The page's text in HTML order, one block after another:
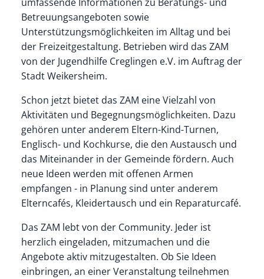
Betreuungsangeboten sowie
Unterstützungsmöglichkeiten im Alltag und bei
der Freizeitgestaltung. Betrieben wird das ZAM
von der Jugendhilfe Creglingen e.V. im Auftrag der
Stadt Weikersheim.
Schon jetzt bietet das ZAM eine Vielzahl von
Aktivitäten und Begegnungsmöglichkeiten. Dazu
gehören unter anderem Eltern-Kind-Turnen,
Englisch- und Kochkurse, die den Austausch und
das Miteinander in der Gemeinde fördern. Auch
neue Ideen werden mit offenen Armen
empfangen - in Planung sind unter anderem
Elterncafés, Kleidertausch und ein Reparaturcafé.
Das ZAM lebt von der Community. Jeder ist
herzlich eingeladen, mitzumachen und die
Angebote aktiv mitzugestalten. Ob Sie Ideen
einbringen, an einer Veranstaltung teilnehmen